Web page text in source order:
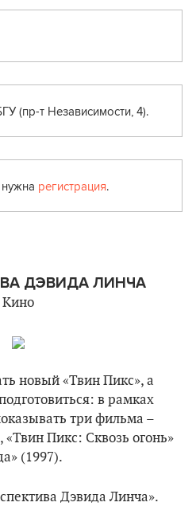
(пр-т Независимости, 4).
регистрация.
ДЭВИДА ЛИНЧА
Кино
новый «Твин Пикс», а
в рамках
три фильма –
«Твин Пикс: Сквозь огонь»
(1997).
Дэвида Линча».